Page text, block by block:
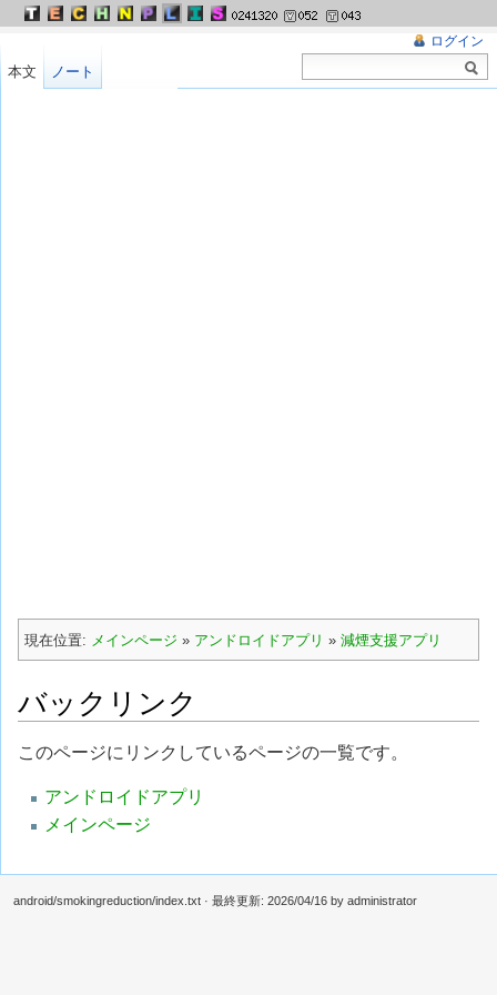
現在位置: メインページ » アンドロイドアプリ » 減煙支援アプリ
バックリンク
このページにリンクしているページの一覧です。
アンドロイドアプリ
メインページ
ログイン
本文 ノート
android/smokingreduction/index.txt · 最終更新: 2026/04/16 by administrator